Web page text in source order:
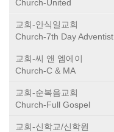
Church-United
교회-안식일교회
Church-7th Day Adventist
교회-씨 앤 엠에이
Church-C & MA
교회-순복음교회
Church-Full Gospel
교회-신학교/신학원